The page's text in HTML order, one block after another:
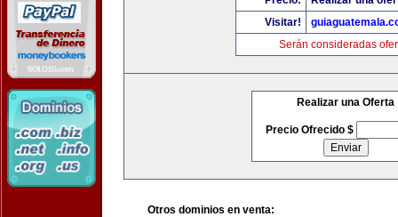
Visitar!
Serán consideradas
Realizar una Oferta
Precio Ofrecido $
Otros dominios en venta: